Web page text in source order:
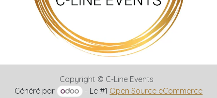
Copyright © C-Line Events
Généré par
- Le #1 Open Source eCommerce